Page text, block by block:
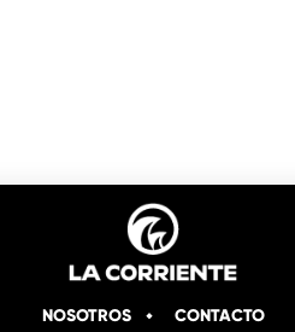
NOSOTROS CONTACTO